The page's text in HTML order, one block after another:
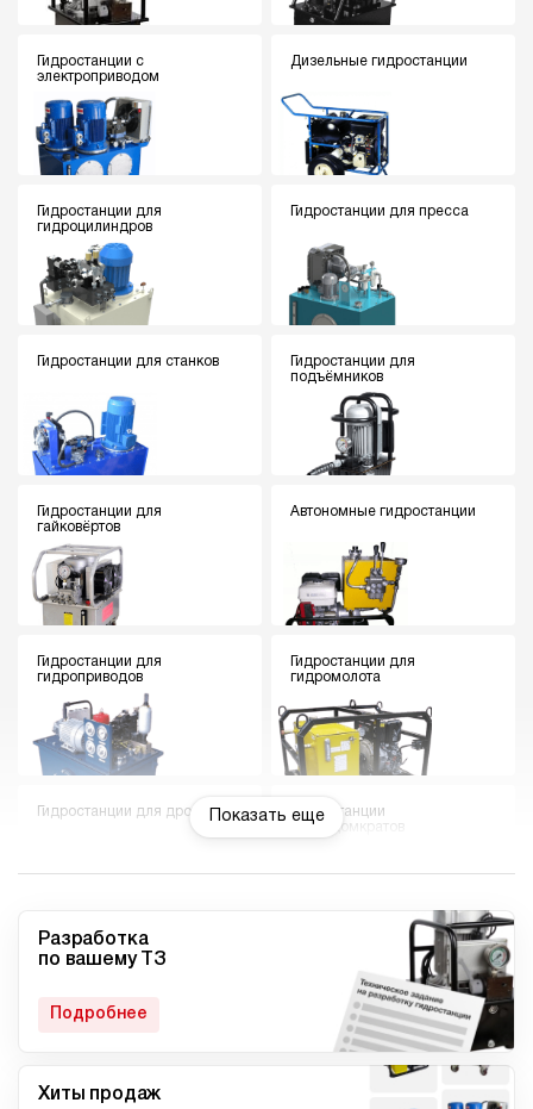
Гидростанции с
электроприводом
Дизельные гидростанции
Гидростанции для
гидроцилиндров
Гидростанции для пресса
Гидростанции для станков
Гидростанции для
подъёмников
Гидростанции для
гайковёртов
Автономные гидростанции
Гидростанции для
гидроприводов
Гидростанции для
гидромолота
Гидростанции для дровокола
Гидростанции
гидродомкратов
Гидростанции для токарного
Мини гидростанции
Показать еще
Разработка
по вашему ТЗ
Подробнее
Хиты продаж